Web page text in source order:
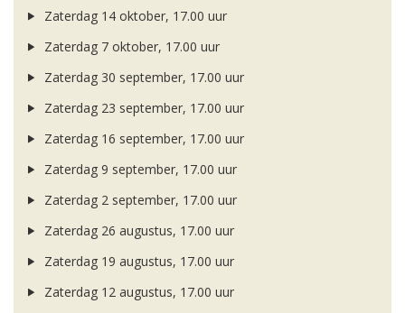
Zaterdag 14 oktober, 17.00 uur
Zaterdag 7 oktober, 17.00 uur
Zaterdag 30 september, 17.00 uur
Zaterdag 23 september, 17.00 uur
Zaterdag 16 september, 17.00 uur
Zaterdag 9 september, 17.00 uur
Zaterdag 2 september, 17.00 uur
Zaterdag 26 augustus, 17.00 uur
Zaterdag 19 augustus, 17.00 uur
Zaterdag 12 augustus, 17.00 uur